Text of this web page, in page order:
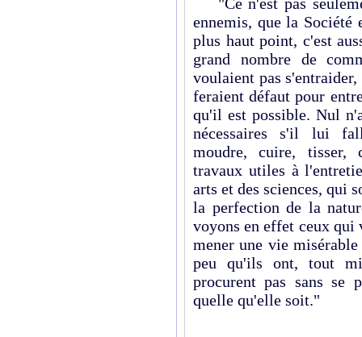
ennemis, que la Société
plus haut point, c'est
grand nombre de
voulaient pas
feraient défaut pour
qu'il est possible. Nul
nécessaires s'il lui
moudre, cuire, tisser,
travaux utiles à
arts et des sciences, qui
la perfection de la
voyons en effet ceux qui
mener une vie
peu qu'ils ont, tout
procurent pas sans se
quelle qu'elle soit."